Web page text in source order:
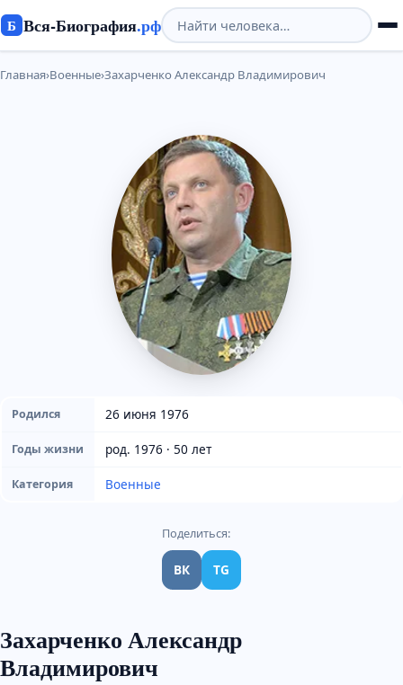
Б Вся-Биография.рф
Главная›Военные›Захарченко Александр Владимирович
Родился 26 июня 1976
Годы жизни род. 1976 · 50 лет
Категория Военные
Поделиться:
ВК TG
Захарченко Александр
Владимирович